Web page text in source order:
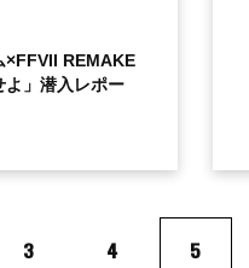
×FFVII REMAKE
よ」潜入レポー
3 4 5